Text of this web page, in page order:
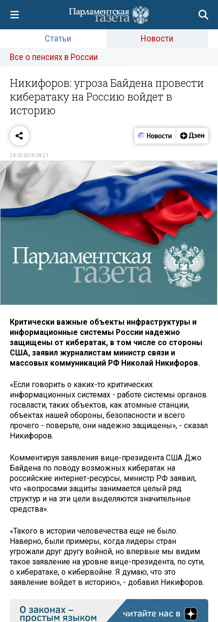
Статьи
Новости
Все о пенсиях в России
Никифоров: угроза Байдена провести
кибератаку на Россию войдет в
историю
24.10.2016 09:21
Критически важные объекты инфраструктуры и
информационные системы России надежно
защищены от кибератак, в том числе со стороны
США, заявил журналистам министр связи и
массовых коммуникаций РФ Николай Никифоров.
«Если говорить о каких-то критических
информационных системах - работе системы органов
госвласти, таких объектов, как атомные станции,
объектах нашей обороны, безопасности и всего
прочего - поверьте, они надежно защищены», - сказал
Никифоров.
Комментируя заявления вице-президента США Джо
Байдена по поводу возможных кибератак на
российские интернет-ресурсы, министр РФ заявил,
что «вопросами защиты занимается целый ряд
структур и на эти цели выделяются значительные
средства».
«Такого в истории человечества еще не было.
Наверно, были примеры, когда лидеры стран
угрожали друг другу войной, но впервые мы видим
такое заявление на уровне вице-президента, по сути,
о кибератаке, о кибервойне. Я думаю, что это
заявление войдет в историю», - добавил Никифоров.